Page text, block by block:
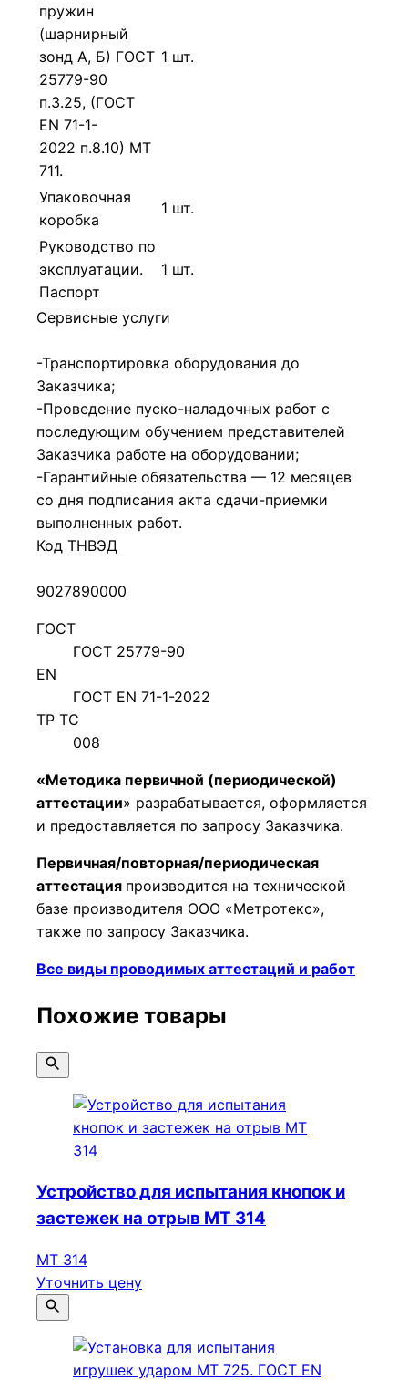
пружин
(шарнирный
зонд А, Б) ГОСТ
25779-90
п.3.25, (ГОСТ
EN 71-1-
2022 п.8.10) МТ
711.
1 шт.
Упаковочная
коробка
1 шт.
Руководство по
эксплуатации.
Паспорт
1 шт.
Сервисные услуги
-Транспортировка оборудования до
Заказчика;
-Проведение пуско-наладочных работ с
последующим обучением представителей
Заказчика работе на оборудовании;
-Гарантийные обязательства — 12 месяцев
со дня подписания акта сдачи-приемки
выполненных работ.
Код ТНВЭД
9027890000
ГОСТ
ГОСТ 25779-90
EN
ГОСТ EN 71-1-2022
ТР ТС
008
«Методика первичной (периодической)
аттестации» разрабатывается, оформляется
и предоставляется по запросу Заказчика.
Первичная/повторная/периодическая
аттестация производится на технической
базе производителя ООО «Метротекс»,
также по запросу Заказчика.
Все виды проводимых аттестаций и работ
Похожие товары
Устройство для испытания кнопок и
застежек на отрыв МТ 314
МТ 314
Уточнить цену